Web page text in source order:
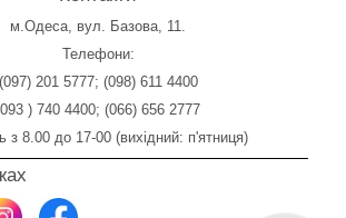
м.Одеса, вул. Базова, 11.
Телефони:
(097) 201 5777; (098) 611 4400
) 740 4400; (066) 656 2777
з 8.00 до 17-00 (вихідний: п'ятниця)